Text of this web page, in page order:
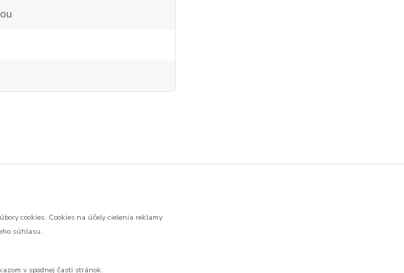
cookies. Cookies na účely cielenia reklamy
súhlasu.
v spodnej časti stránok.